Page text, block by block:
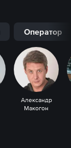
Оператор
Александр
Макогон